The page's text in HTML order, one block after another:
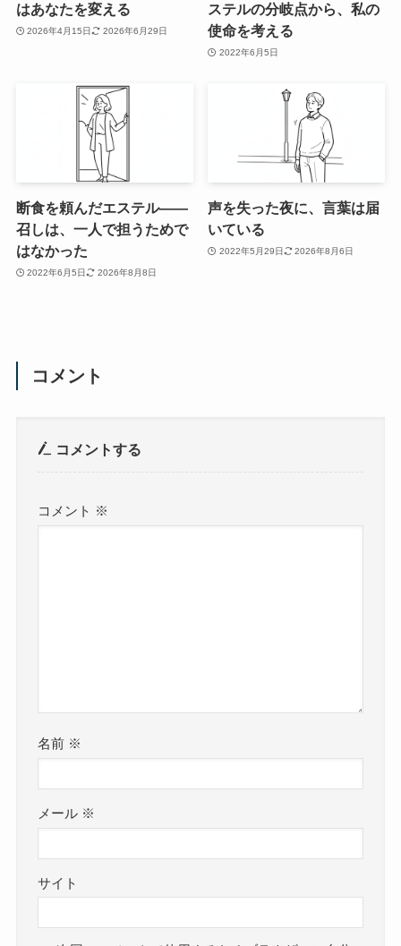
はあなたを変える
2026年4月15日 2026年6月29日
ステルの分岐点から、私の
使命を考える
2022年6月5日
断食を頼んだエステル——
召しは、一人で担うためで
はなかった
2022年6月5日 2026年8月8日
声を失った夜に、言葉は届
いている
2022年5月29日 2026年8月6日
コメント
コメントする
コメント ※
名前 ※
メール ※
サイト